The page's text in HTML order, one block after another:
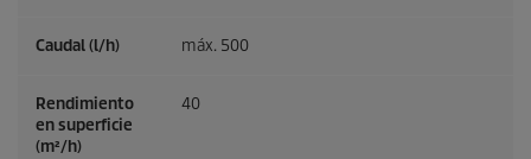
Caudal (l/h) máx. 500
Rendimiento
en superficie
(m²/h)
40